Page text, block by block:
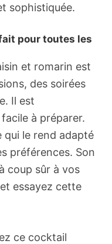
sophistiquée.
pour toutes les
et romarin est
des soirées
Il est
à préparer.
qui le rend adapté
préférences. Son
coup sûr à vos
essayez cette
ce cocktail